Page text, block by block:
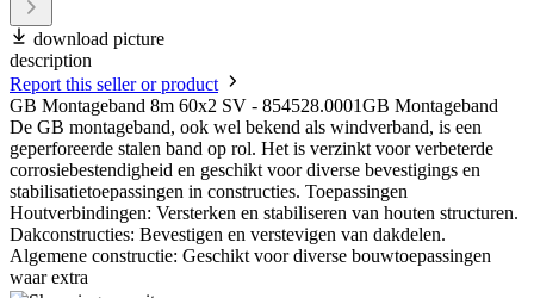
download picture
description
Report this seller or product
GB Montageband 8m 60x2 SV - 854528.0001GB Montageband
De GB montageband, ook wel bekend als windverband, is een
geperforeerde stalen band op rol. Het is verzinkt voor verbeterde
corrosiebestendigheid en geschikt voor diverse bevestigings en
stabilisatietoepassingen in constructies. Toepassingen
Houtverbindingen: Versterken en stabiliseren van houten structuren.
Dakconstructies: Bevestigen en verstevigen van dakdelen.
Algemene constructie: Geschikt voor diverse bouwtoepassingen
waar extra